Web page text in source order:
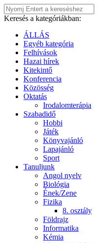
Keresés a kategóriákban:
ÁLLÁS
Egyéb kategória
Felhívások
Hazai hírek
Kitekintő
Konferencia
Közösség
Oktatás
Irodalomterápia
Szabadidő
Hobbi
Játék
Könyvajánló
Lapajánló
Sport
Tanuljunk
Angol nyelv
Biológia
Ének/Zene
Fizika
8. osztály
Földrajz
Informatika
Kémia